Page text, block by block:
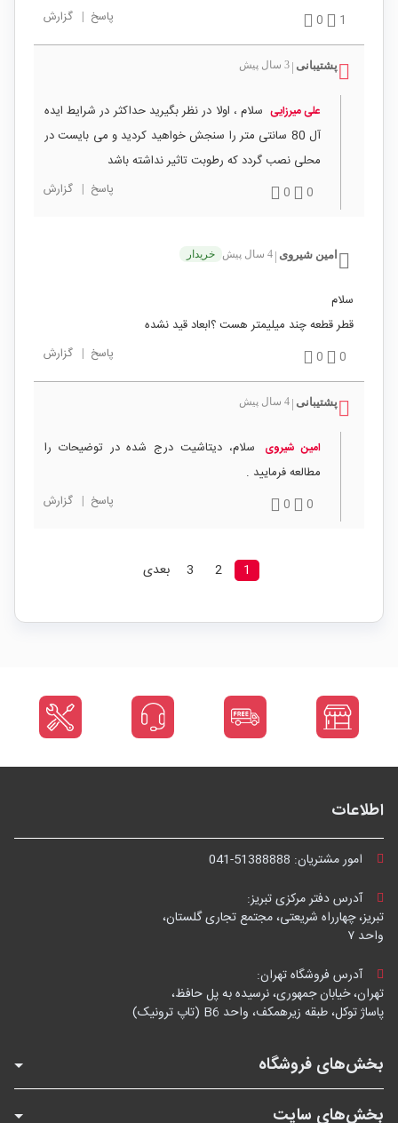
1
0 پاسخ | گزارش
پشتیبانی | 3 سال پیش
علی میرزایی سلام ، اولا در نظر بگیرید حداکثر در شرایط ایده
آل 80 سانتی متر را سنجش خواهید کردید و می بایست در
محلی نصب گردد که رطوبت تاثیر نداشته باشد
0
0 پاسخ | گزارش
امین شیروی | 4 سال پیش خریدار
سلام
قطر قطعه چند میلیمتر هست ؟ابعاد قید نشده
0
0 پاسخ | گزارش
پشتیبانی | 4 سال پیش
امین شیروی
سلام، دیتاشیت درج شده در توضیحات را
مطالعه فرمایید .
0
0 پاسخ | گزارش
1
2
3 بعدی
اطلاعات
امور مشتریان: 041-51388888
آدرس دفتر مرکزی تبریز:
تبریز، چهارراه شریعتی، مجتمع تجاری گلستان،
واحد ۷
آدرس فروشگاه تهران:
تهران، خیابان جمهوری، نرسیده به پل حافظ،
پاساژ توکل، طبقه زیرهمکف، واحد B6 (تاپ ترونیک)
بخش‌های فروشگاه
بخش‌های سایت